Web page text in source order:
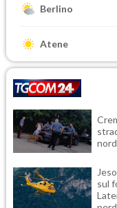
Berlino
Atene
sul